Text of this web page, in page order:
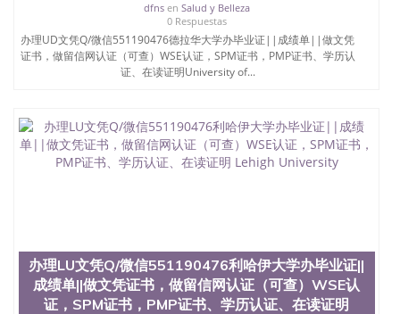
dfnsen Salud y Belleza
0 Respuestas
办理UD文凭Q/微信551190476德拉华大学办毕业证||成绩单||做文凭
证书，做留信网认证（可查）WSE认证，SPM证书，PMP证书、学历认
证、在读证明University of...
办理LU文凭Q/微信551190476利哈伊大学办毕业证||
成绩单||做文凭证书，做留信网认证（可查）WSE认
证，SPM证书，PMP证书、学历认证、在读证明